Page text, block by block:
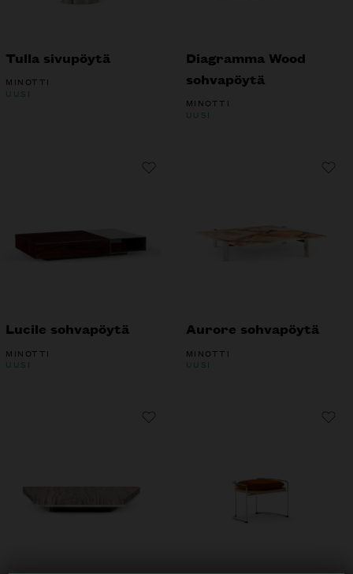
Tulla sivupöytä
MINOTTI
UUSI
Diagramma Wood
sohvapöytä
MINOTTI
UUSI
Lucile sohvapöytä
MINOTTI
UUSI
Aurore sohvapöytä
MINOTTI
UUSI